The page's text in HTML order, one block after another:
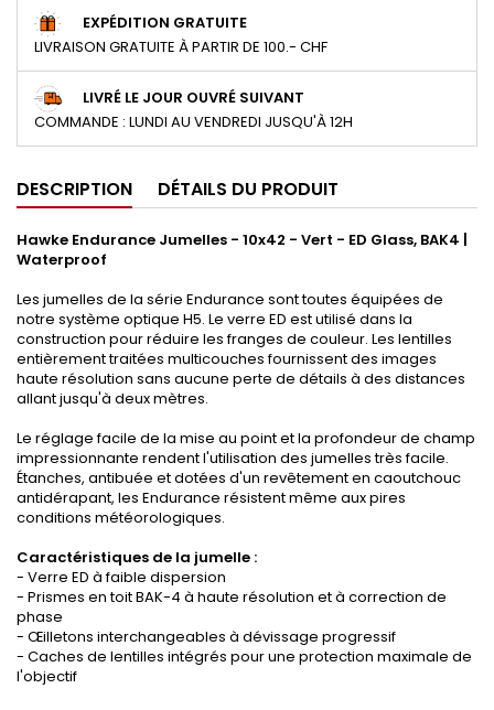
EXPÉDITION GRATUITE
LIVRAISON GRATUITE À PARTIR DE 100.- CHF
LIVRÉ LE JOUR OUVRÉ SUIVANT
COMMANDE : LUNDI AU VENDREDI JUSQU'À 12H
DESCRIPTION DÉTAILS DU PRODUIT
Hawke Endurance Jumelles - 10x42 - Vert - ED Glass, BAK4 |
Waterproof
Les jumelles de la série Endurance sont toutes équipées de
notre système optique H5. Le verre ED est utilisé dans la
construction pour réduire les franges de couleur. Les lentilles
entièrement traitées multicouches fournissent des images
haute résolution sans aucune perte de détails à des distances
allant jusqu'à deux mètres.
Le réglage facile de la mise au point et la profondeur de champ
impressionnante rendent l'utilisation des jumelles très facile.
Étanches, antibuée et dotées d'un revêtement en caoutchouc
antidérapant, les Endurance résistent même aux pires
conditions météorologiques.
Caractéristiques de la jumelle :
- Verre ED à faible dispersion
- Prismes en toit BAK-4 à haute résolution et à correction de
phase
- Œilletons interchangeables à dévissage progressif
- Caches de lentilles intégrés pour une protection maximale de
l'objectif